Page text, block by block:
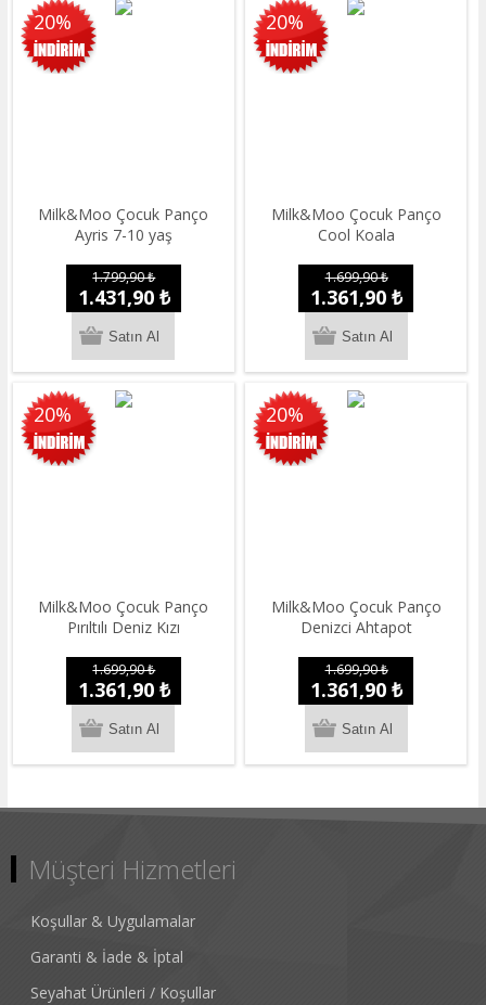
20%
Milk&Moo Çocuk Panço
Ayris 7-10 yaş
1.799,90 ₺
1.431,90 ₺
20%
Milk&Moo Çocuk Panço
Cool Koala
1.699,90 ₺
1.361,90 ₺
20%
Milk&Moo Çocuk Panço
Pırıltılı Deniz Kızı
1.699,90 ₺
1.361,90 ₺
20%
Milk&Moo Çocuk Panço
Denizci Ahtapot
1.699,90 ₺
1.361,90 ₺
Müşteri Hizmetleri
Koşullar & Uygulamalar
Garanti & İade & İptal
Seyahat Ürünleri / Koşullar